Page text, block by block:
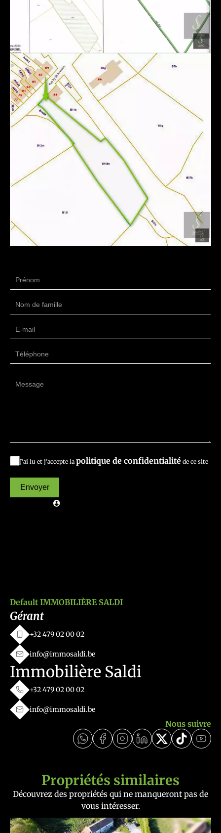
J’ai lu et j'accepte la politique de confidentialité de ce site
Envoyer
Default IMMOBILIÈRE SALDI
Gérant
+32 479 02 00 02
info@immosaldi.be
Immobilière Saldi
+32 479 02 00 02
info@immosaldi.be
Nous suivre
Propriétés similaires
Découvrez des propriétés qui ne manqueront pas de
vous intéresser.